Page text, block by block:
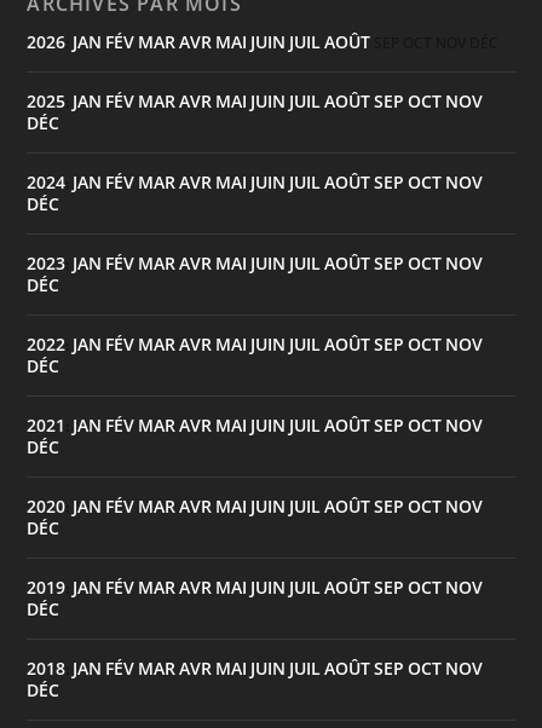
2026 JAN FÉV MAR AVR MAI JUIN JUIL AOÛT
2025 JAN FÉV MAR AVR MAI JUIN JUIL AOÛTSEP OCT NOV
DÉC
2024 JAN FÉV MAR AVR MAI JUIN JUIL AOÛTSEP OCT NOV
DÉC
2023 JAN FÉV MAR AVR MAI JUIN JUIL AOÛTSEP OCT NOV
DÉC
2022 JAN FÉV MAR AVR MAI JUIN JUIL AOÛTSEP OCT NOV
DÉC
2021 JAN FÉV MAR AVR MAI JUIN JUIL AOÛTSEP OCT NOV
DÉC
2020 JAN FÉV MAR AVR MAI JUIN JUIL AOÛTSEP OCT NOV
DÉC
2019 JAN FÉV MAR AVR MAI JUIN JUIL AOÛTSEP OCT NOV
DÉC
2018 JAN FÉV MAR AVR MAI JUIN JUIL AOÛTSEP OCT NOV
DÉC